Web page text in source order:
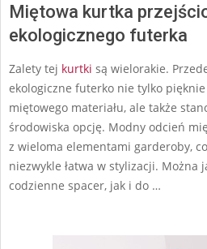
Miętowa kurtka
ekologicznego futerka
Zalety tej kurtki są wielorakie.
ekologiczne futerko nie tylko
miętowego materiału, ale także
środowiska opcję. Modny odcień
z wieloma elementami garderoby,
niezwykle łatwa w stylizacji. Można
codzienne spacer, jak i do …